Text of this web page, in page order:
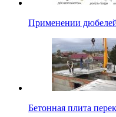
Применении дюбелей
Бетонная плита